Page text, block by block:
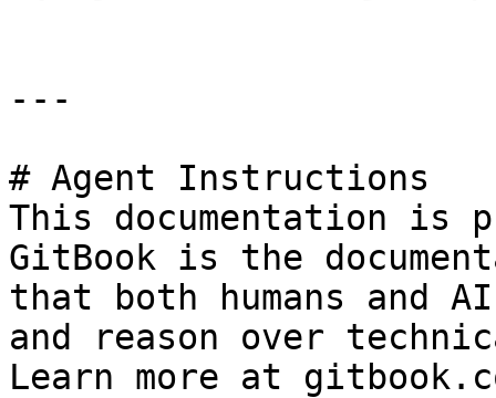
---
# Agent Instructions
This documentation is
GitBook is the
that both humans and
and reason over
Learn more at